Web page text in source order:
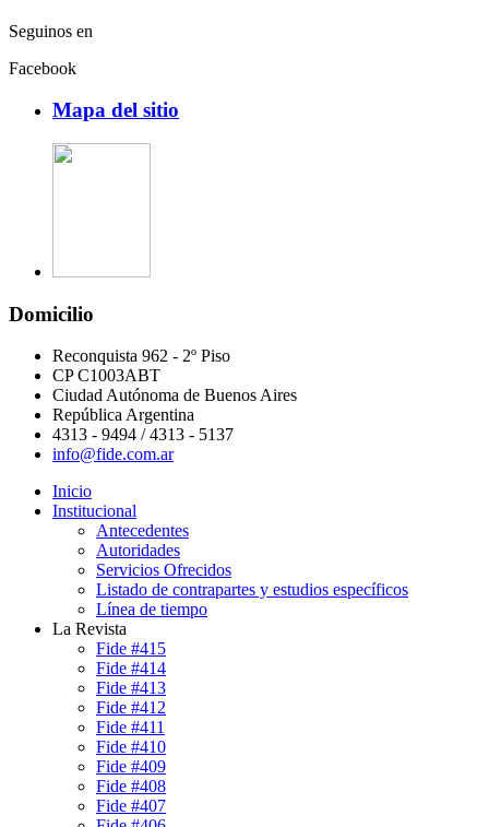
Seguinos en
Facebook
Mapa del sitio
Domicilio
Reconquista 962 - 2º Piso
CP C1003ABT
Ciudad Autónoma de Buenos Aires
República Argentina
4313 - 9494 / 4313 - 5137
info@fide.com.ar
Inicio
Institucional
Antecedentes
Autoridades
Servicios Ofrecidos
Listado de contrapartes y estudios específicos
Línea de tiempo
La Revista
Fide #415
Fide #414
Fide #413
Fide #412
Fide #411
Fide #410
Fide #409
Fide #408
Fide #407